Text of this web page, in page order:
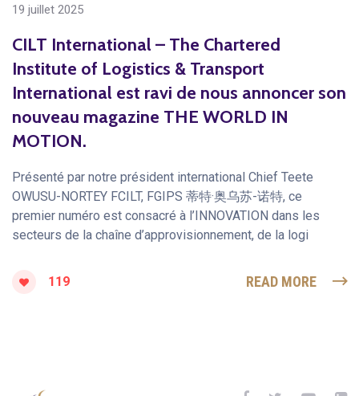
19 juillet 2025
CILT International – The Chartered
Institute of Logistics & Transport
International est ravi de nous annoncer son
nouveau magazine THE WORLD IN
MOTION.
Présenté par notre président international Chief Teete
OWUSU-NORTEY FCILT, FGIPS 蒂特·奥乌苏-诺特, ce
premier numéro est consacré à l’INNOVATION dans les
secteurs de la chaîne d’approvisionnement, de la logi
119 READ MORE